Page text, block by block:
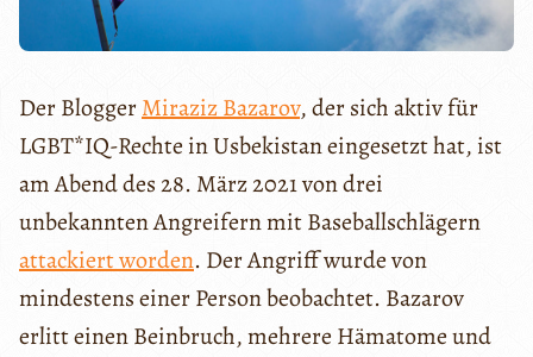
Der BloggerMiraziz Bazarov, der sich aktiv für
LGBT*IQ-Rechte in Usbekistan eingesetzt hat, ist
am Abend des 28. März 2021 von drei
unbekannten Angreifern mit Baseballschlägern
attackiert worden. Der Angriff wurde von
mindestens einer Person beobachtet. Bazarov
erlitt einen Beinbruch, mehrere Hämatome und